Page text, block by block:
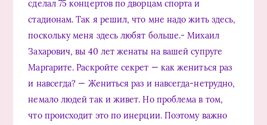
сделал 75 концертов по дворцам спорта и
стадионам. Так я решил, что мне надо жить здесь,
поскольку меня здесь любят больше.- Михаил
Захарович, вы 40 лет женаты на вашей супруге
Маргарите. Раскройте секрет — как жениться раз
и навсегда? — Жениться раз и навсегда-нетрудно,
немало людей так и живет. Но проблема в том,
что происходит это по инерции. Поэтому важно